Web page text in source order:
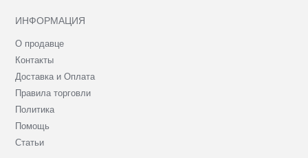
ИНФОРМАЦИЯ
О продавце
Контакты
Доставка и Оплата
Правила торговли
Политика
Помощь
Статьи